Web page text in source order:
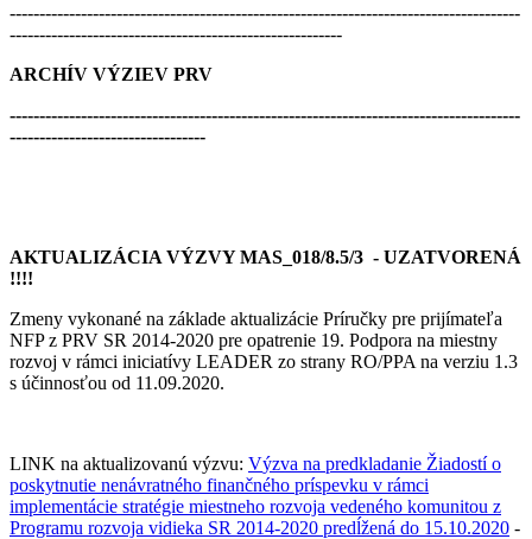
--------------------------------------------------------------------------------------
--------------------------------------------------------
ARCHÍV VÝZIEV PRV
--------------------------------------------------------------------------------------
---------------------------------
AKTUALIZÁCIA VÝZVY MAS_018/8.5/3 - UZATVORENÁ
!!!!
Zmeny vykonané na základe aktualizácie Príručky pre prijímateľa
NFP z PRV SR 2014-2020 pre opatrenie 19. Podpora na miestny
rozvoj v rámci iniciatívy LEADER zo strany RO/PPA na verziu 1.3
s účinnosťou od 11.09.2020.
LINK na aktualizovanú výzvu: Výzva na predkladanie Žiadostí o
poskytnutie nenávratného finančného príspevku v rámci
implementácie stratégie miestneho rozvoja vedeného komunitou z
Programu rozvoja vidieka SR 2014-2020 predĺžená do 15.10.2020 -